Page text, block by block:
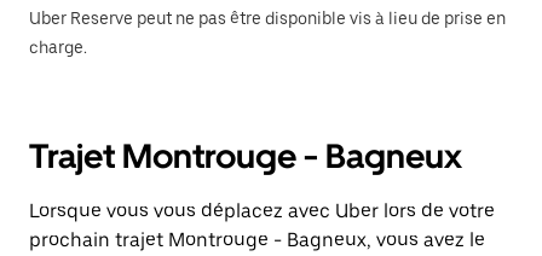
calendrier.
Uber Reserve peut ne pas être disponible vis à lieu de prise en
charge.
Trajet Montrouge - Bagneux
Lorsque vous vous déplacez avec Uber lors de votre
prochain trajet Montrouge - Bagneux, vous avez le